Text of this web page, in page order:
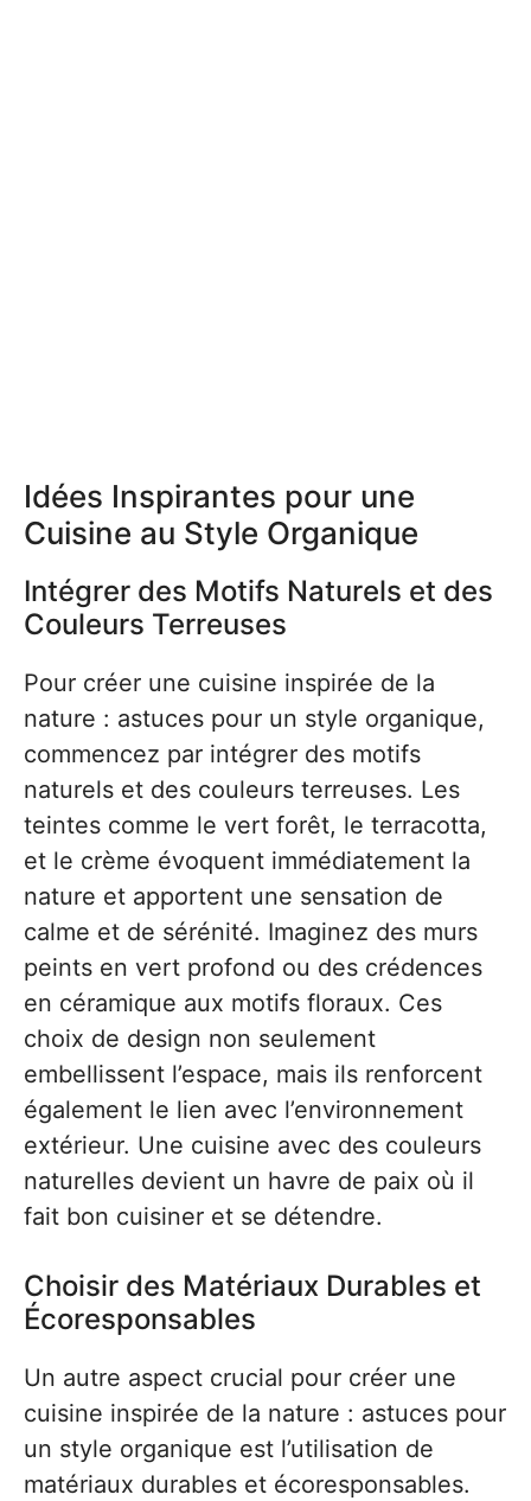
Idées Inspirantes pour une
Cuisine au Style Organique
Intégrer des Motifs Naturels et des
Couleurs Terreuses
Pour créer une cuisine inspirée de la
nature : astuces pour un style organique,
commencez par intégrer des motifs
naturels et des couleurs terreuses. Les
teintes comme le vert forêt, le terracotta,
et le crème évoquent immédiatement la
nature et apportent une sensation de
calme et de sérénité. Imaginez des murs
peints en vert profond ou des crédences
en céramique aux motifs floraux. Ces
choix de design non seulement
embellissent l’espace, mais ils renforcent
également le lien avec l’environnement
extérieur. Une cuisine avec des couleurs
naturelles devient un havre de paix où il
fait bon cuisiner et se détendre.
Choisir des Matériaux Durables et
Écoresponsables
Un autre aspect crucial pour créer une
cuisine inspirée de la nature : astuces pour
un style organique est l’utilisation de
matériaux durables et écoresponsables.